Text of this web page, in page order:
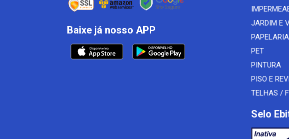
Baixe já nosso APP
JARDIM E
PAPELARIA
PET
PINTURA
PISO E
TELHAS /
Selo